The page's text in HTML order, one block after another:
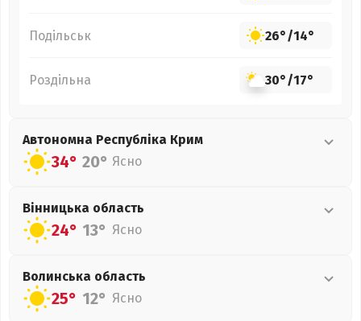
Подільськ 26°/14°
Роздільна 30°/17°
Автономна Республіка Крим
34° 20° Ясно
Вінницька область
24° 13° Ясно
Волинська область
25° 12° Ясно